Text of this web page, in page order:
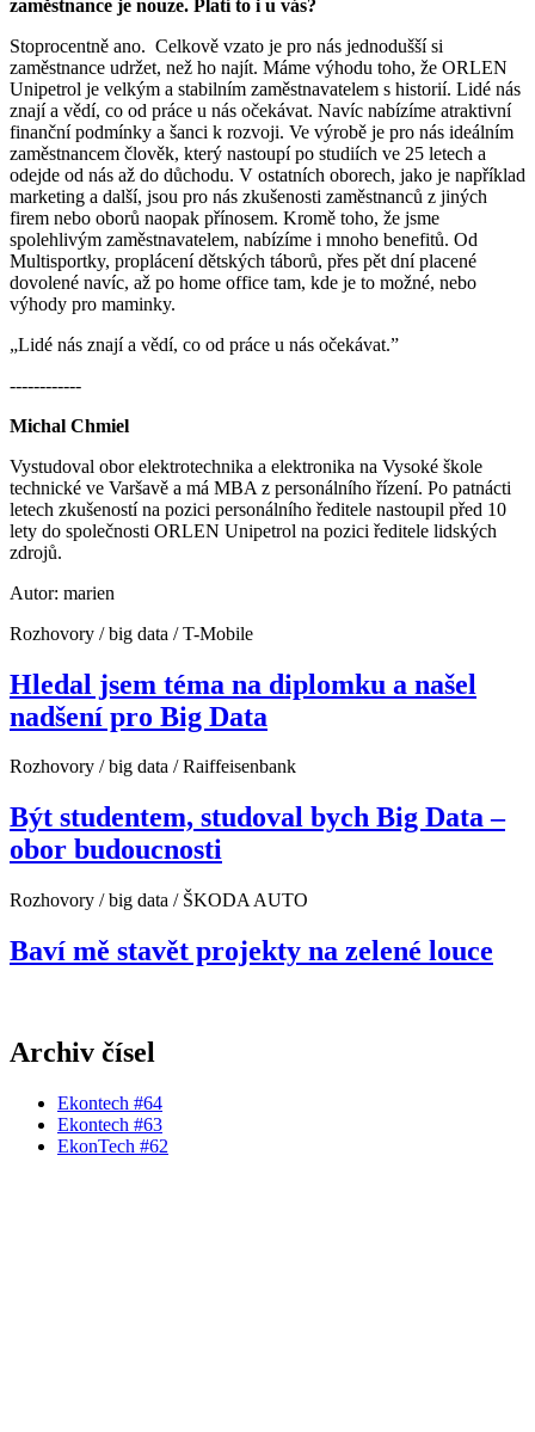
zaměstnance je nouze. Platí to i u vás?
Stoprocentně ano. Celkově vzato je pro nás jednodušší si
zaměstnance udržet, než ho najít. Máme výhodu toho, že ORLEN
Unipetrol je velkým a stabilním zaměstnavatelem s historií. Lidé nás
znají a vědí, co od práce u nás očekávat. Navíc nabízíme atraktivní
finanční podmínky a šanci k rozvoji. Ve výrobě je pro nás ideálním
zaměstnancem člověk, který nastoupí po studiích ve 25 letech a
odejde od nás až do důchodu. V ostatních oborech, jako je například
marketing a další, jsou pro nás zkušenosti zaměstnanců z jiných
firem nebo oborů naopak přínosem. Kromě toho, že jsme
spolehlivým zaměstnavatelem, nabízíme i mnoho benefitů. Od
Multisportky, proplácení dětských táborů, přes pět dní placené
dovolené navíc, až po home office tam, kde je to možné, nebo
výhody pro maminky.
„Lidé nás znají a vědí, co od práce u nás očekávat.”
------------
Michal Chmiel
Vystudoval obor elektrotechnika a elektronika na Vysoké škole
technické ve Varšavě a má MBA z personálního řízení. Po patnácti
letech zkušeností na pozici personálního ředitele nastoupil před 10
lety do společnosti ORLEN Unipetrol na pozici ředitele lidských
zdrojů.
Autor: marien
Rozhovory / big data / T-Mobile
Hledal jsem téma na diplomku a našel
nadšení pro Big Data
Rozhovory / big data / Raiffeisenbank
Být studentem, studoval bych Big Data –
obor budoucnosti
Rozhovory / big data / ŠKODA AUTO
Baví mě stavět projekty na zelené louce
Archiv čísel
Ekontech #64
Ekontech #63
EkonTech #62